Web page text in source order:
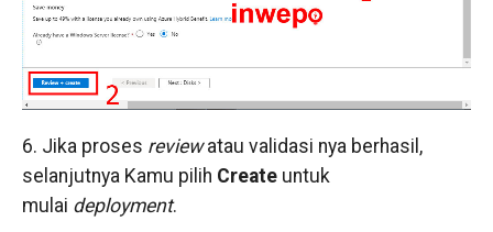
6. Jika proses reviewatau validasi nya berhasil,
selanjutnya Kamu pilih Createuntuk
mulai deployment.